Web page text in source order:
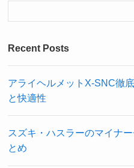
Recent Posts
アライヘルメットX-SNC徹
と快適性
スズキ・ハスラーのマイナ
とめ